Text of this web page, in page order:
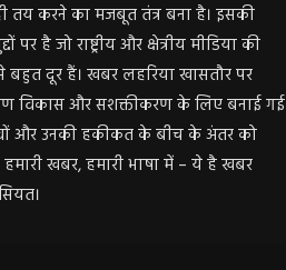
तय करने का मजबूत तंत्र बना है। इसकी
पर है जो राष्ट्रीय और क्षेत्रीय मीडिया की
बहुत दूर हैं। खबर लहरिया खासतौर पर
विकास और सशक्तीकरण के लिए बनाई गई
और उनकी हकीकत के बीच के अंतर को
खबर, हमारी भाषा में – ये है खबर